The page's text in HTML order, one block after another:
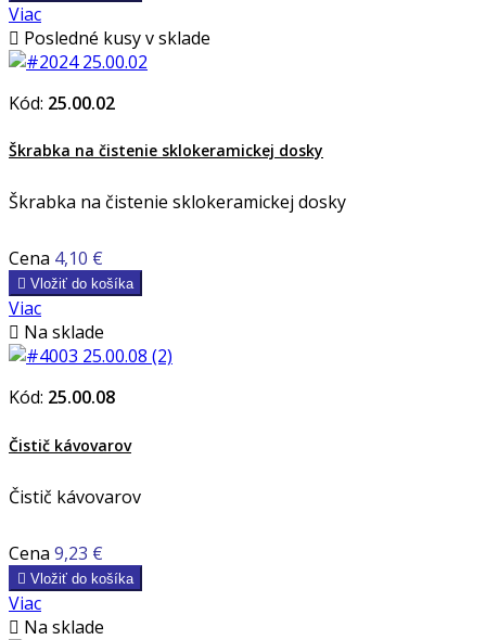
Viac
 Posledné kusy v sklade
Kód: 25.00.02
Škrabka na čistenie sklokeramickej dosky
Škrabka na čistenie sklokeramickej dosky
Cena 4,10 €
 Vložiť do košíka
Viac
 Na sklade
Kód: 25.00.08
Čistič kávovarov
Čistič kávovarov
Cena 9,23 €
 Vložiť do košíka
Viac
 Na sklade